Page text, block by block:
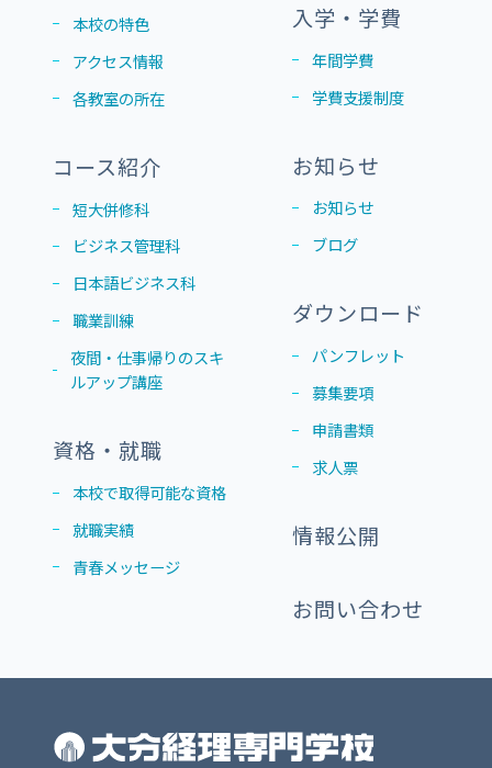
本校の特色
アクセス情報
各教室の所在
コース紹介
短大併修科
ビジネス管理科
日本語ビジネス科
職業訓練
夜間・仕事帰りのスキ
ルアップ講座
資格・就職
本校で取得可能な資格
就職実績
青春メッセージ
入学・学費
年間学費
学費支援制度
お知らせ
お知らせ
ブログ
ダウンロード
パンフレット
募集要項
申請書類
求人票
情報公開
お問い合わせ